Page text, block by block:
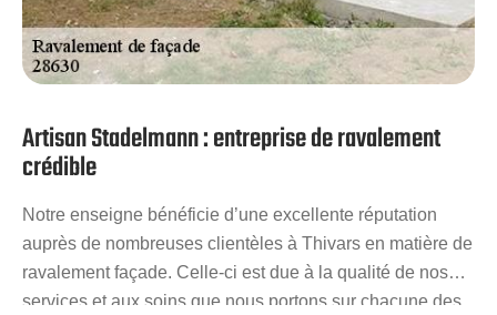
Artisan Stadelmann : entreprise de ravalement
crédible
Notre enseigne bénéficie d’une excellente réputation
auprès de nombreuses clientèles à Thivars en matière de
ravalement façade. Celle-ci est due à la qualité de nos
services et aux soins que nous portons sur chacune des